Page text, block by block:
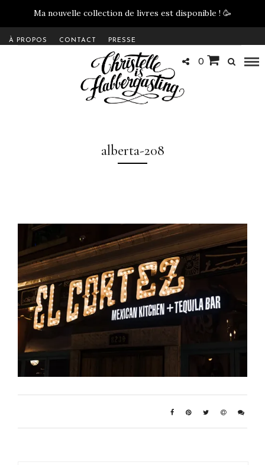
Ma nouvelle collection de livres est disponible ! 🥳
À PROPOS CONTACT PRESSE
0
alberta-208